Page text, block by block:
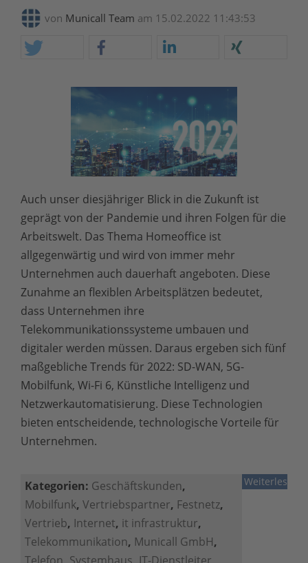
von Municall Team am 15.02.2022 11:43:53
Auch unser diesjähriger Blick in die Zukunft ist
geprägt von der Pandemie und ihren Folgen für die
Arbeitswelt. Das Thema Homeoffice ist
allgegenwärtig und wird von immer mehr
Unternehmen auch dauerhaft angeboten. Diese
Zunahme an flexiblen Arbeitsplätzen bedeutet,
dass Unternehmen ihre
Telekommunikationssysteme umbauen und
digitaler werden müssen. Daraus ergeben sich fünf
maßgebliche Trends für 2022: SD-WAN, 5G-
Mobilfunk, Wi-Fi 6, Künstliche Intelligenz und
Netzwerkautomatisierung. Diese Technologien
bieten entscheidende, technologische Vorteile für
Unternehmen.
Weiterlesen
Kategorien: Geschäftskunden,
Mobilfunk, Vertriebspartner, Festnetz,
Vertrieb, Internet, it infrastruktur,
Telekommunikation, Municall GmbH,